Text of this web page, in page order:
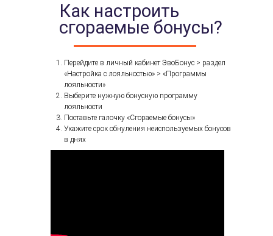
Как настроить
сгораемые бонусы?
Перейдите в личный кабинет ЭвоБонус > раздел
«Настройка с лояльностью» > «Программы
лояльности»
Выберите нужную бонусную программу
лояльности
Поставьте галочку «Сгораемые бонусы»
Укажите срок обнуления неиспользуемых бонусов
в днях